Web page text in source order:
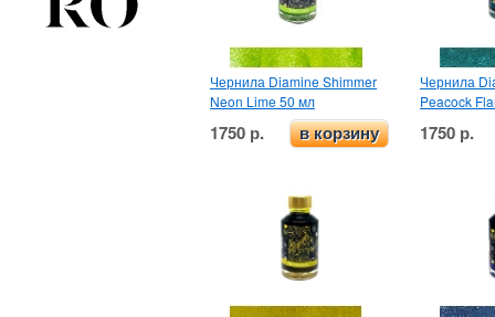
Чернила Diamine Shimmer
Neon Lime 50 мл
1750 р. в корзину
Чернила
Peacock
1750 р.